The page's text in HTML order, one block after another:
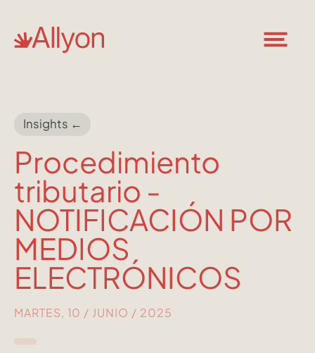
Insights ←
Procedimiento
tributario -
NOTIFICACIÓN POR
MEDIOS
ELECTRÓNICOS
MARTES, 10 / JUNIO / 2025